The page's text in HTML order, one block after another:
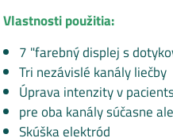
Vlastnosti použitia:
7 "farebný displej s
Tri nezávislé kanály liečby
Úprava intenzity v
pre oba kanály súčasne
Skúška elektród